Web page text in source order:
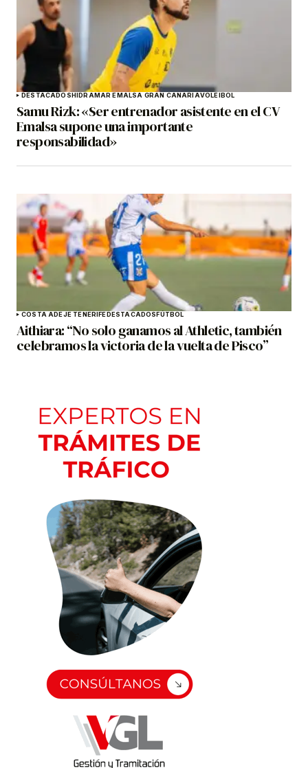
DESTACADOSHIDRAMAR EMALSA GRAN CANARIAVOLEIBOL
Samu Rizk: «Ser entrenador asistente en el CV
Emalsa supone una importante
responsabilidad»
COSTA ADEJE TENERIFEDESTACADOSFÚTBOL
Aithiara: “No solo ganamos al Athletic, también
celebramos la victoria de la vuelta de Pisco”